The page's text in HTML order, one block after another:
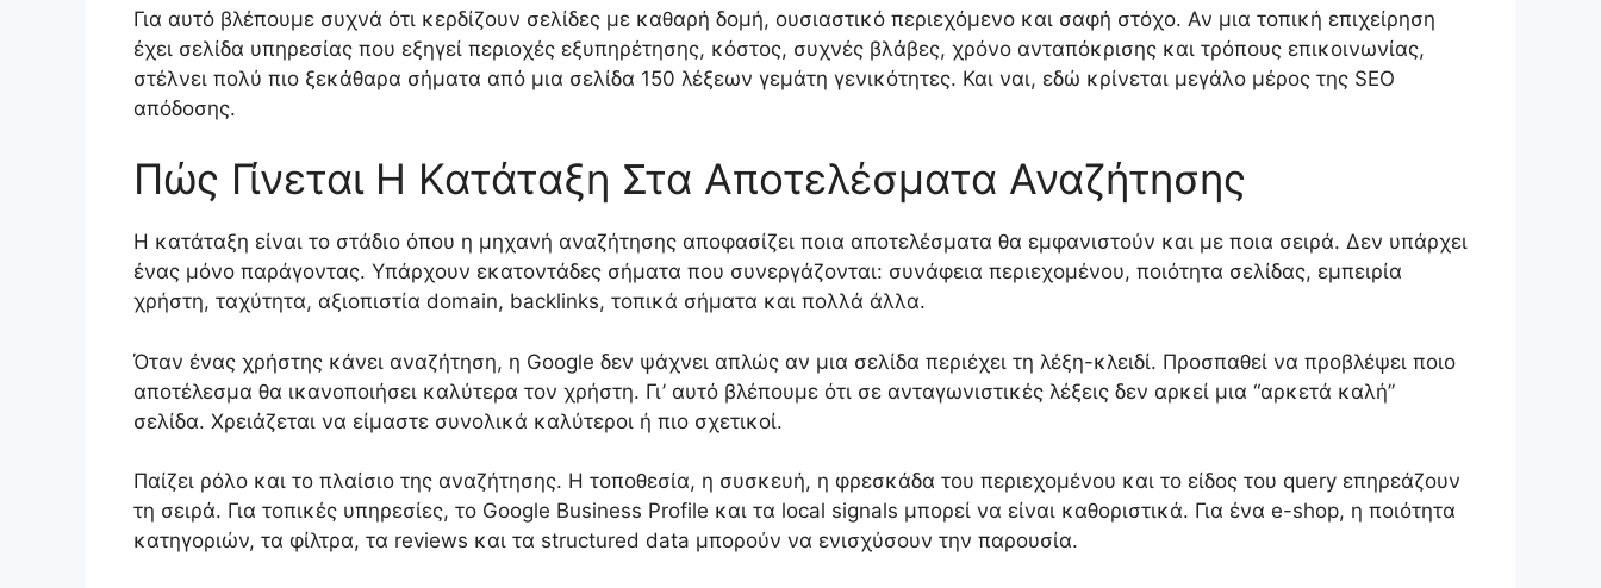
Για αυτό βλέπουμε συχνά ότι κερδίζουν σελίδες με καθαρή δομή, ουσιαστικό περιεχόμενο και σαφή στόχο. Αν μια τοπική επιχείρηση
έχει σελίδα υπηρεσίας που εξηγεί περιοχές εξυπηρέτησης, κόστος, συχνές βλάβες, χρόνο ανταπόκρισης και τρόπους επικοινωνίας,
στέλνει πολύ πιο ξεκάθαρα σήματα από μια σελίδα 150 λέξεων γεμάτη γενικότητες. Και ναι, εδώ κρίνεται μεγάλο μέρος της SEO
απόδοσης.
Πώς Γίνεται Η Κατάταξη Στα Αποτελέσματα Αναζήτησης
Η κατάταξη είναι το στάδιο όπου η μηχανή αναζήτησης αποφασίζει ποια αποτελέσματα θα εμφανιστούν και με ποια σειρά. Δεν υπάρχει
ένας μόνο παράγοντας. Υπάρχουν εκατοντάδες σήματα που συνεργάζονται: συνάφεια περιεχομένου, ποιότητα σελίδας, εμπειρία
χρήστη, ταχύτητα, αξιοπιστία domain, backlinks, τοπικά σήματα και πολλά άλλα.
Όταν ένας χρήστης κάνει αναζήτηση, η Google δεν ψάχνει απλώς αν μια σελίδα περιέχει τη λέξη-κλειδί. Προσπαθεί να προβλέψει ποιο
αποτέλεσμα θα ικανοποιήσει καλύτερα τον χρήστη. Γι’ αυτό βλέπουμε ότι σε ανταγωνιστικές λέξεις δεν αρκεί μια “αρκετά καλή”
σελίδα. Χρειάζεται να είμαστε συνολικά καλύτεροι ή πιο σχετικοί.
Παίζει ρόλο και το πλαίσιο της αναζήτησης. Η τοποθεσία, η συσκευή, η φρεσκάδα του περιεχομένου και το είδος του query επηρεάζουν
τη σειρά. Για τοπικές υπηρεσίες, το Google Business Profile και τα local signals μπορεί να είναι καθοριστικά. Για ένα e-shop, η ποιότητα
κατηγοριών, τα φίλτρα, τα reviews και τα structured data μπορούν να ενισχύσουν την παρουσία.